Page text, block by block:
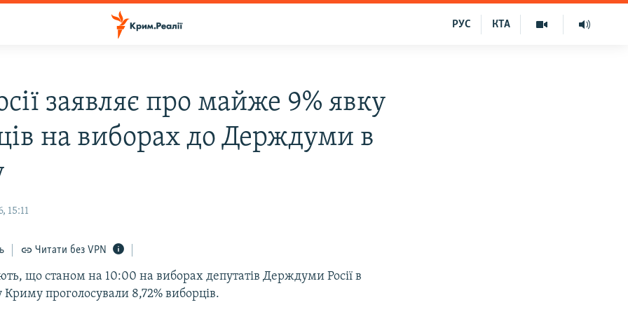
КТА
РУС
заявляє про майже 9% явку
на виборах до Держдуми в
15:11
Читати без VPN
що станом на 10:00 на виборах депутатів Держдуми Росії в
проголосували 8,72% виборців.